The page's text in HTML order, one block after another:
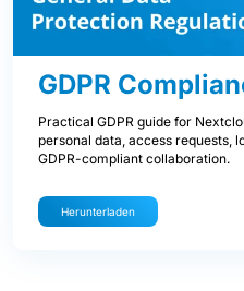
GDPR
Practical GDPR guide for
personal data, access requests,
GDPR-compliant collaboration.
Herunterladen